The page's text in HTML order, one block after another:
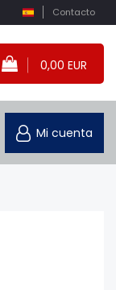
Contacto
0,00 EUR
Mi cuenta